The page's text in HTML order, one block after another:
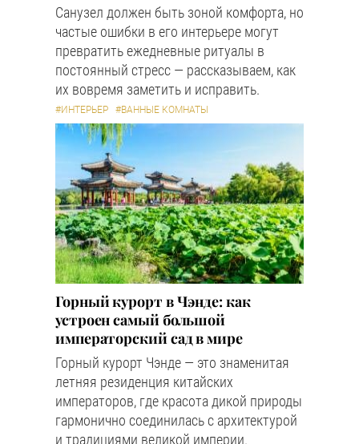
Санузел должен быть зоной комфорта, но
частые ошибки в его интерьере могут
превратить ежедневные ритуалы в
постоянный стресс — рассказываем, как
их вовремя заметить и исправить.
#ИНТЕРЬЕР #ВАННЫЕ КОМНАТЫ
Горный курорт в Чэнде: как
устроен самый большой
императорский сад в мире
Горный курорт Чэнде — это знаменитая
летняя резиденция китайских
императоров, где красота дикой природы
гармонично соединилась с архитектурой
и традициями великой империи.